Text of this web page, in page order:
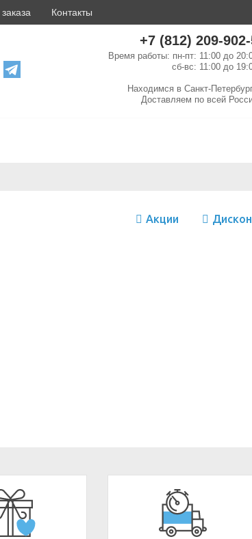
Контакты
+7 (812) 209-
Время работы: пн-пт: 11:00 до
сб-вс: 11:00 до
Находимся в Санкт-
Доставляем по всей
Акции